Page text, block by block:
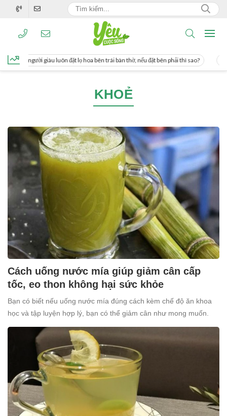
người giàu luôn đặt lọ hoa bên trái bàn thờ, nếu đặt bên phải thì sao?
KHOẺ
Cách uống nước mía giúp giảm cân cấp
tốc, eo thon không hại sức khỏe
Bạn có biết nếu uống nước mía đúng cách kèm chế độ ăn khoa
học và tập luyện hợp lý, bạn có thể giảm cân như mong muốn.